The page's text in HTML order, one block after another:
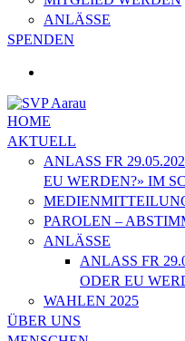
ANLÄSSE
SPENDEN
HOME
AKTUELL
ANLASS FR
EU WERDEN?» IM
PAROLEN –
ANLÄSSE
ANLASS FR
ODER EU
WAHLEN 2025
ÜBER UNS